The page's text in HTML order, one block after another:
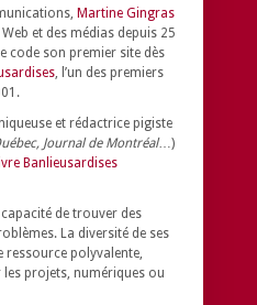
Martine Gingras
et des médias depuis 25
code son premier site dès
, l’un des premiers
et rédactrice pigiste
Journal de Montréal…)
Banlieusardises
de trouver des
La diversité de ses
ressource polyvalente,
projets, numériques ou